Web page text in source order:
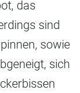
das
sind
sowie
sich